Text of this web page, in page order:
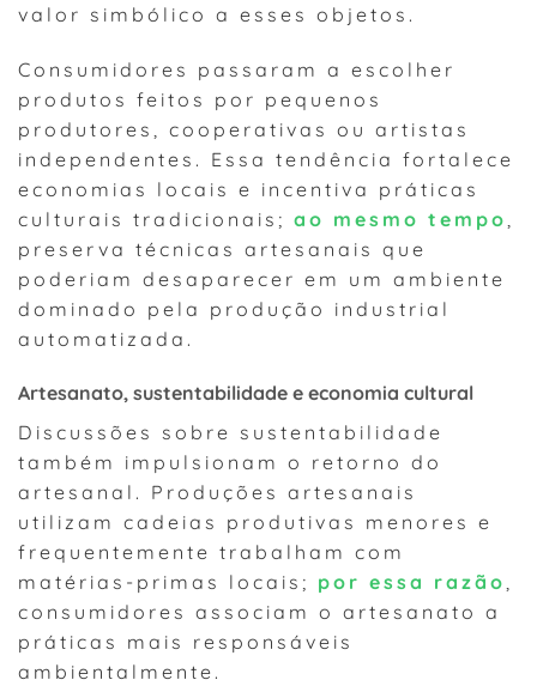
valor simbólico a esses objetos.
Consumidores passaram a escolher
produtos feitos por pequenos
produtores, cooperativas ou artistas
independentes. Essa tendência fortalece
economias locais e incentiva práticas
culturais tradicionais; ao mesmo tempo
preserva técnicas artesanais que
poderiam desaparecer em um ambiente
dominado pela produção industrial
automatizada.
Artesanato, sustentabilidade e economia cultural
Discussões sobre sustentabilidade
também impulsionam o retorno do
artesanal. Produções artesanais
utilizam cadeias produtivas menores e
frequentemente trabalham com
matérias-primas locais; por essa razão,
consumidores associam o artesanato a
práticas mais responsáveis
ambientalmente.